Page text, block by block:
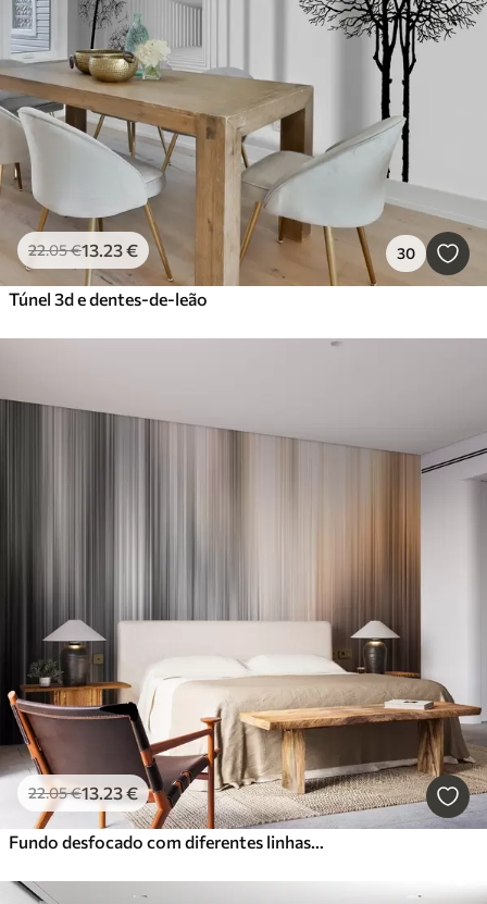
22.05€13.23€ 30
Túnel 3d e dentes-de-leão
22.05€13.23€
Fundo desfocado com diferentes linhas laranja verticais